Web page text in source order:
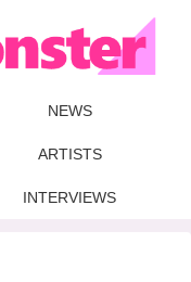
NEWS
ARTISTS
INTERVIEWS